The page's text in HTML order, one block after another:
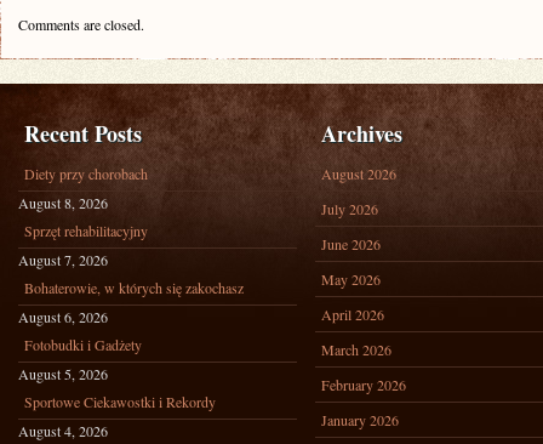
Comments are closed.
Recent Posts
Diety przy chorobach
August 8, 2026
Sprzęt rehabilitacyjny
August 7, 2026
Bohaterowie, w których się zakochasz
August 6, 2026
Fotobudki i Gadżety
August 5, 2026
Sportowe Ciekawostki i Rekordy
August 4, 2026
Archives
August 2026
July 2026
June 2026
May 2026
April 2026
March 2026
February 2026
January 2026